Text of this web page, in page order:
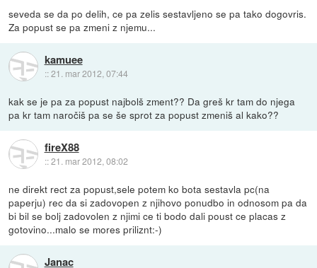
seveda se da po delih, ce pa zelis sestavljeno se pa tako dogovris.
Za popust se pa zmeni z njemu...
kamuee
::21. mar 2012, 07:44
kak se je pa za popust najbolš zment?? Da greš kr tam do njega
pa kr tam naročiš pa se še sprot za popust zmeniš al kako??
fireX88
::21. mar 2012, 08:02
ne direkt rect za popust,sele potem ko bota sestavla pc(na
paperju) rec da si zadovopen z njihovo ponudbo in odnosom pa da
bi bil se bolj zadovolen z njimi ce ti bodo dali poust ce placas z
gotovino...malo se mores priliznt:-)
Janac